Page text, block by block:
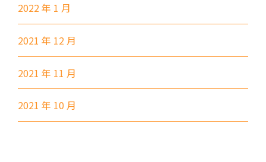
小巴
602, 603, 604, 606S, 608,71
其他
輕鐵: 元朗總站
保姆車1
2022 年 1 月
2021 年 12 月
2021 年 11 月
2021 年 10 月